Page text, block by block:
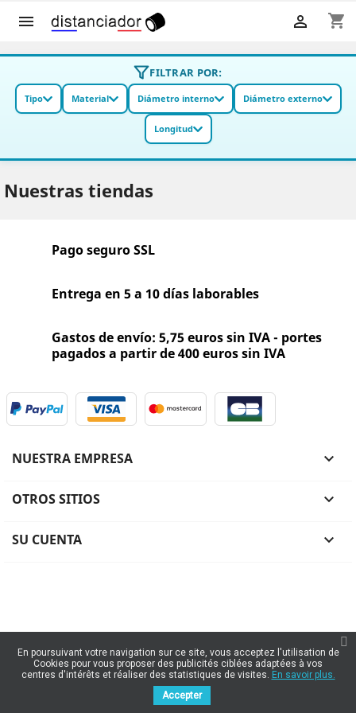
 shopping_cart

FILTRAR POR:
Tipo Material Diámetro interno Diámetro externo
Longitud
Nuestras tiendas
Pago seguro SSL
Entrega en 5 a 10 días laborables
Gastos de envío: 5,75 euros sin IVA - portes
pagados a partir de 400 euros sin IVA
NUESTRA EMPRESA 
OTROS SITIOS 
SU CUENTA 
En poursuivant votre navigation sur ce site, vous acceptez l'utilisation de
Cookies pour vous proposer des publicités ciblées adaptées à vos
centres d'intérêts et réaliser des statistiques de visites. En savoir plus.
Accepter